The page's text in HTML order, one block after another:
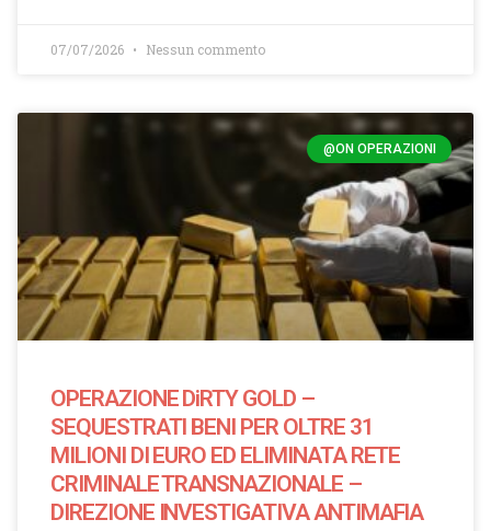
07/07/2026 Nessun commento
@ON OPERAZIONI
OPERAZIONE DiRTY GOLD –
SEQUESTRATI BENI PER OLTRE 31
MILIONI DI EURO ED ELIMINATA RETE
CRIMINALE TRANSNAZIONALE –
DIREZIONE INVESTIGATIVA ANTIMAFIA